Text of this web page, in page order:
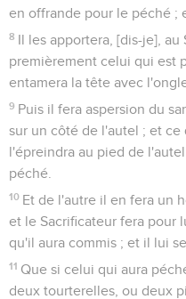
en offrande pour le péché ;
8 Il les apportera, [dis-je],
premièrement celui qui est
entamera la tête avec
9 Puis il fera aspersion du
sur un côté de l'autel ; et ce
l'épreindra au pied de
péché.
10 Et de l'autre il en fera un
et le Sacrificateur fera pour
qu'il aura commis ; et il lui
11 Que si celui qui aura
deux tourterelles, ou deux